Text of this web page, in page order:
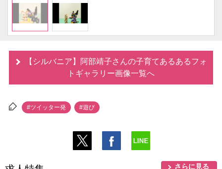
【シルバニア】阿部靖子さんの子育てあるあるフォ
トギャラリー画像一覧へ
#ツイッター発 #遊び
さらに見る